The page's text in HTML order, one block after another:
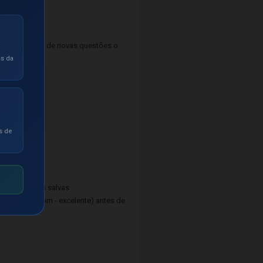
atualização de novas questões o
as questões salvas
regular - bom - excelente) antes de
da
de